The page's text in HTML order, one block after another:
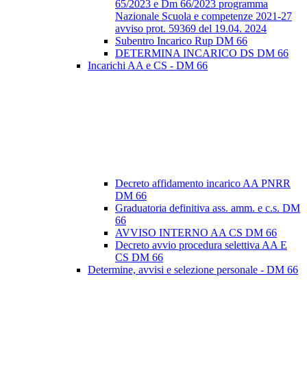
65/2023 e Dm 66/2023 programma
Nazionale Scuola e competenze 2021-27
avviso prot. 59369 del 19.04. 2024
Subentro Incarico Rup DM 66
DETERMINA INCARICO DS DM 66
Incarichi AA e CS - DM 66
Decreto affidamento incarico AA PNRR
DM 66
Graduatoria definitiva ass. amm. e c.s. DM
66
AVVISO INTERNO AA CS DM 66
Decreto avvio procedura selettiva AA E
CS DM 66
Determine, avvisi e selezione personale - DM 66